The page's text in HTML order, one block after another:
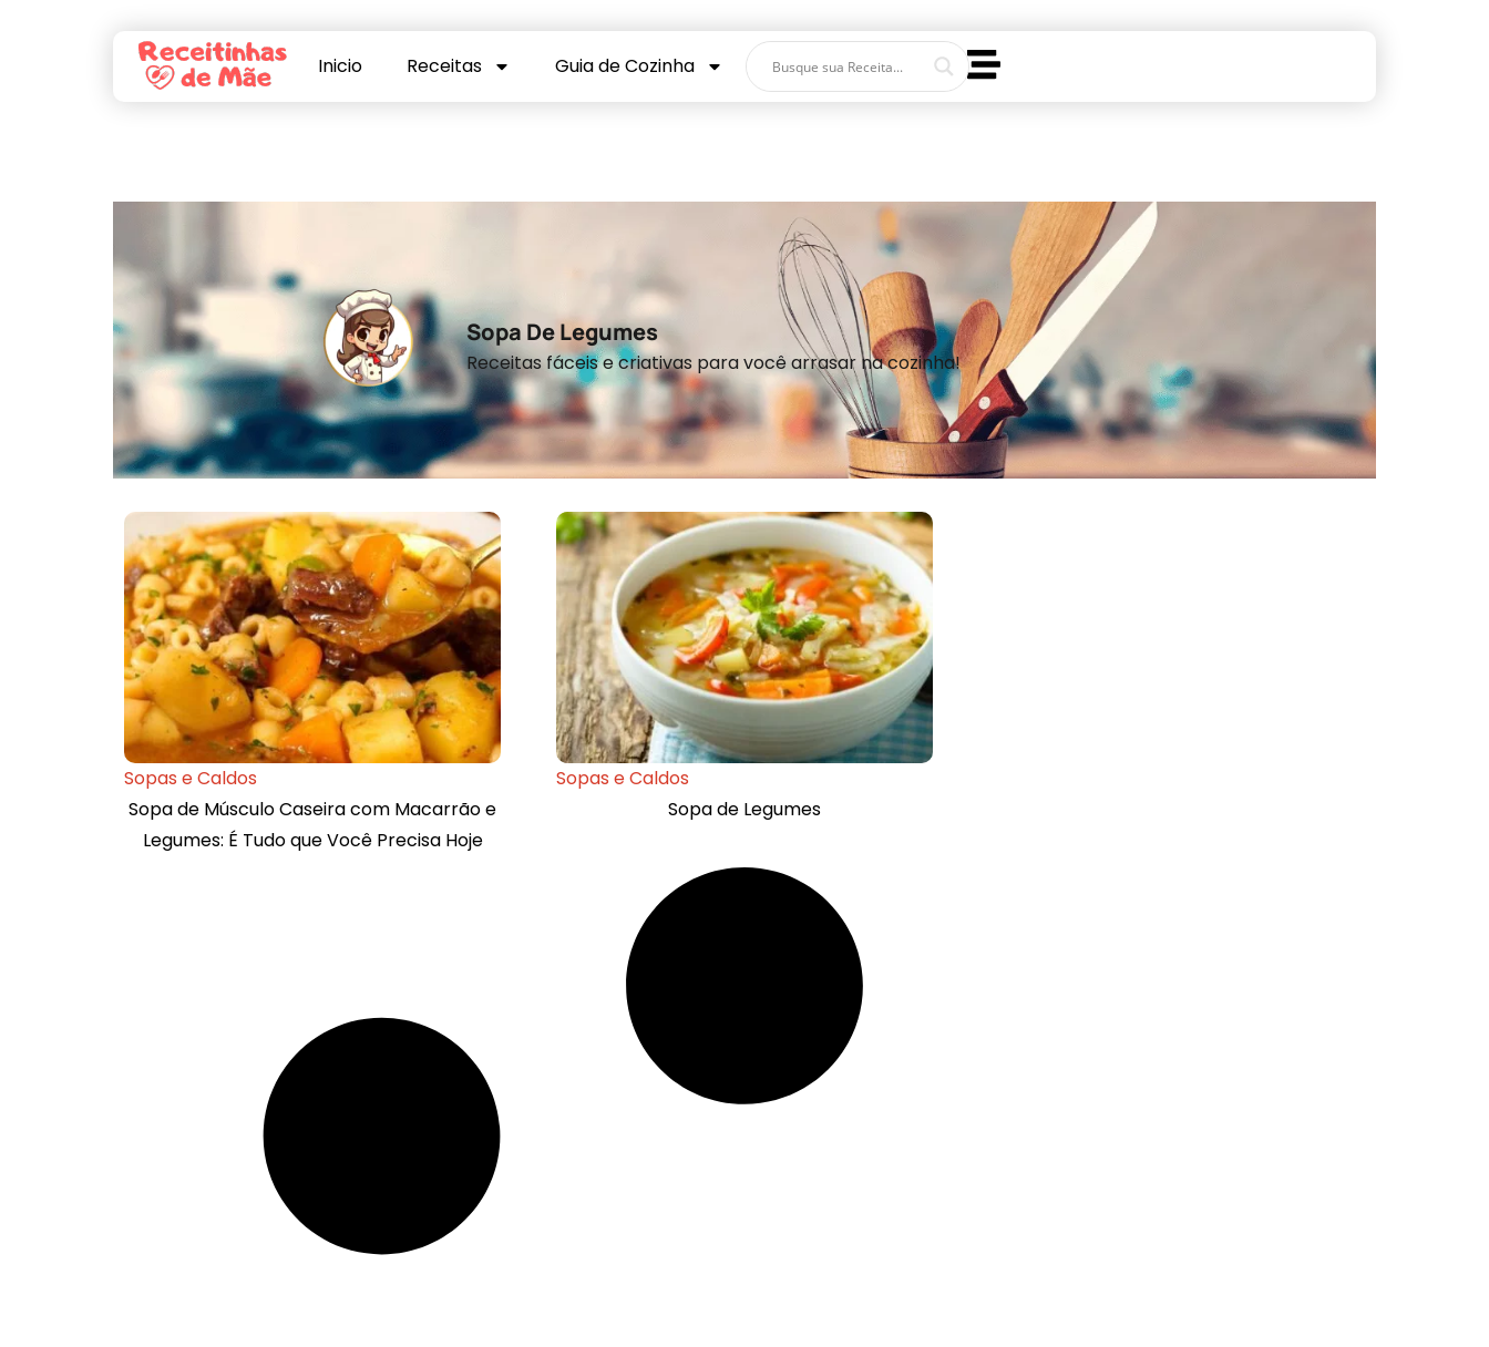
Inicio Receitas Guia de Cozinha
Sopa De Legumes
Receitas fáceis e criativas para você arrasar na cozinha!
Sopas e Caldos
Sopa de Músculo Caseira com Macarrão e
Legumes: É Tudo que Você Precisa Hoje
Sopas e Caldos
Sopa de Legumes